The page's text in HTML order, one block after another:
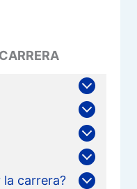
la carrera?